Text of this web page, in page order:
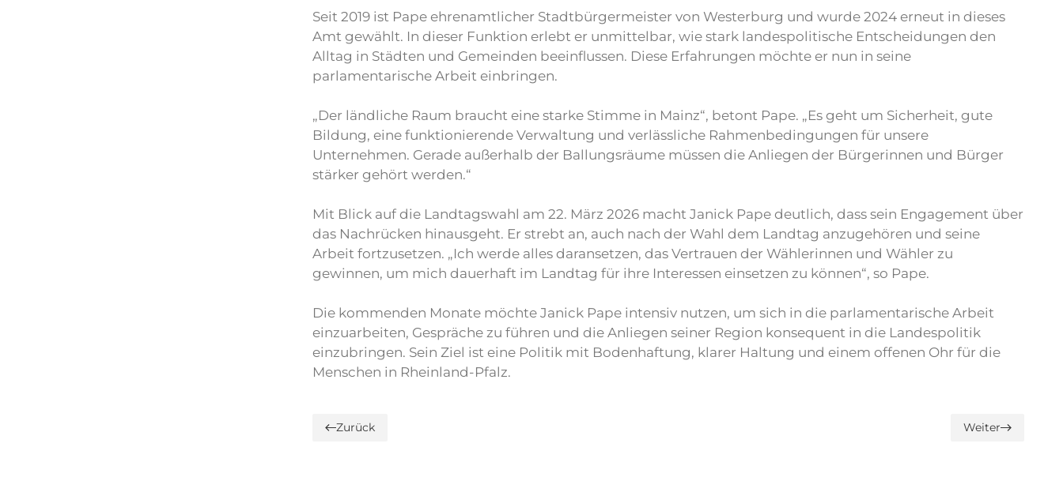
Seit 2019 ist Pape ehrenamtlicher Stadtbürgermeister von Westerburg und wurde 2024 erneut in dieses
Amt gewählt. In dieser Funktion erlebt er unmittelbar, wie stark landespolitische Entscheidungen den
Alltag in Städten und Gemeinden beeinflussen. Diese Erfahrungen möchte er nun in seine
parlamentarische Arbeit einbringen.
„Der ländliche Raum braucht eine starke Stimme in Mainz“, betont Pape. „Es geht um Sicherheit, gute
Bildung, eine funktionierende Verwaltung und verlässliche Rahmenbedingungen für unsere
Unternehmen. Gerade außerhalb der Ballungsräume müssen die Anliegen der Bürgerinnen und Bürger
stärker gehört werden.“
Mit Blick auf die Landtagswahl am 22. März 2026 macht Janick Pape deutlich, dass sein Engagement über
das Nachrücken hinausgeht. Er strebt an, auch nach der Wahl dem Landtag anzugehören und seine
Arbeit fortzusetzen. „Ich werde alles daransetzen, das Vertrauen der Wählerinnen und Wähler zu
gewinnen, um mich dauerhaft im Landtag für ihre Interessen einsetzen zu können“, so Pape.
Die kommenden Monate möchte Janick Pape intensiv nutzen, um sich in die parlamentarische Arbeit
einzuarbeiten, Gespräche zu führen und die Anliegen seiner Region konsequent in die Landespolitik
einzubringen. Sein Ziel ist eine Politik mit Bodenhaftung, klarer Haltung und einem offenen Ohr für die
Menschen in Rheinland-Pfalz.
Zurück Weiter